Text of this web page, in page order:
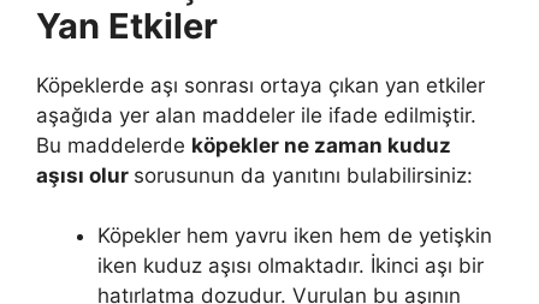
Yan Etkiler
Köpeklerde aşı sonrası ortaya çıkan yan etkiler
aşağıda yer alan maddeler ile ifade edilmiştir.
Bu maddelerde köpekler ne zaman kuduz
aşısı olur sorusunun da yanıtını bulabilirsiniz:
Köpekler hem yavru iken hem de yetişkin
iken kuduz aşısı olmaktadır. İkinci aşı bir
hatırlatma dozudur. Vurulan bu aşının